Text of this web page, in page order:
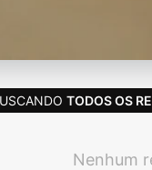
TODOS OS
Nenhum